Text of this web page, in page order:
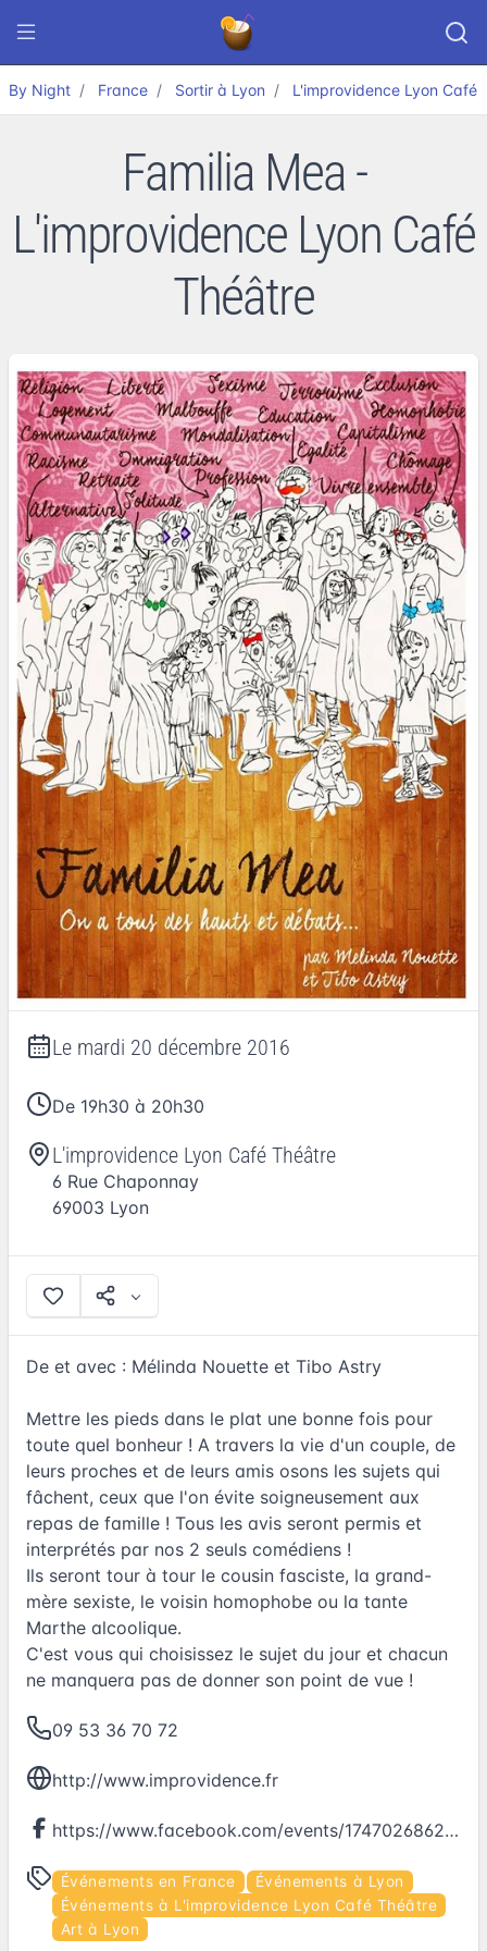
By Night France Sortir à Lyon L'improvidence Lyon Café
Familia Mea -
L'improvidence Lyon Café
Théâtre
Le mardi 20 décembre 2016
De 19h30 à 20h30
L'improvidence Lyon Café Théâtre
6 Rue Chaponnay
69003 Lyon
De et avec : Mélinda Nouette et Tibo Astry
Mettre les pieds dans le plat une bonne fois pour
toute quel bonheur ! A travers la vie d'un couple, de
leurs proches et de leurs amis osons les sujets qui
fâchent, ceux que l'on évite soigneusement aux
repas de famille ! Tous les avis seront permis et
interprétés par nos 2 seuls comédiens !
Ils seront tour à tour le cousin fasciste, la grand-
mère sexiste, le voisin homophobe ou la tante
Marthe alcoolique.
C'est vous qui choisissez le sujet du jour et chacun
ne manquera pas de donner son point de vue !
09 53 36 70 72
http://www.improvidence.fr
https://www.facebook.com/events/1747026862287857
Événements en France
Événements à Lyon
Événements à L'improvidence Lyon Café Théâtre
Art à Lyon